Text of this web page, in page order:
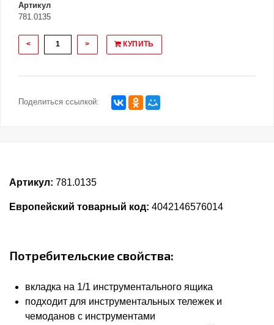
Артикул
781.0135
< > КУПИТЬ
Поделиться ссылкой:
Артикул: 781.0135
Европейский товарный код: 4042146576014
Потребительские свойства:
вкладка на 1/1 инструментального ящика
подходит для инструментальных тележек и
чемоданов с инструментами